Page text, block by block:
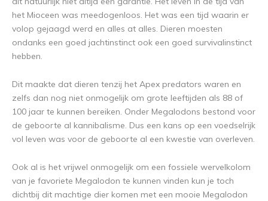
het Mioceen was meedogenloos. Het was een tijd waarin er
volop gejaagd werd en alles at alles. Dieren moesten
ondanks een goed jachtinstinct ook een goed survivalinstinct
hebben.
Dit maakte dat dieren tenzij het Apex predators waren en
zelfs dan nog niet onmogelijk om grote leeftijden als 88 of
100 jaar te kunnen bereiken. Onder Megalodons bestond voor
de geboorte al kannibalisme. Dus een kans op een voedselrijk
vol leven was voor de geboorte al een kwestie van overleven.
Ook al is het vrijwel onmogelijk om een fossiele wervelkolom
van je favoriete Megalodon te kunnen vinden kun je toch
dichtbij dit machtige dier komen met een mooie Megalodon